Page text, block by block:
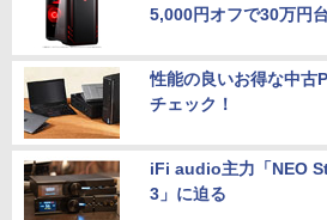
5,000円オフで30万円台
性能の良いお得な中古
チェック！
iFi audio主力「NEO
3」に迫る